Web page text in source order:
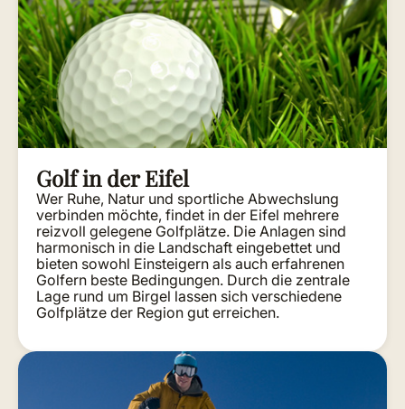
Golf in der Eifel
Wer Ruhe, Natur und sportliche Abwechslung
verbinden möchte, findet in der Eifel mehrere
reizvoll gelegene Golfplätze. Die Anlagen sind
harmonisch in die Landschaft eingebettet und
bieten sowohl Einsteigern als auch erfahrenen
Golfern beste Bedingungen. Durch die zentrale
Lage rund um Birgel lassen sich verschiedene
Golfplätze der Region gut erreichen.